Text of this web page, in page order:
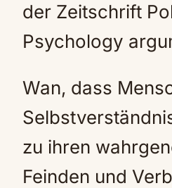
der Zeitschrift
Psychology
Wan, dass
zu ihren
Feinden und